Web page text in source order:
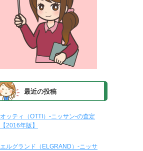
最近の投稿
オッティ（OTTI）-ニッサン-の査定
【2016年版】
エルグランド（ELGRAND）-ニッサ